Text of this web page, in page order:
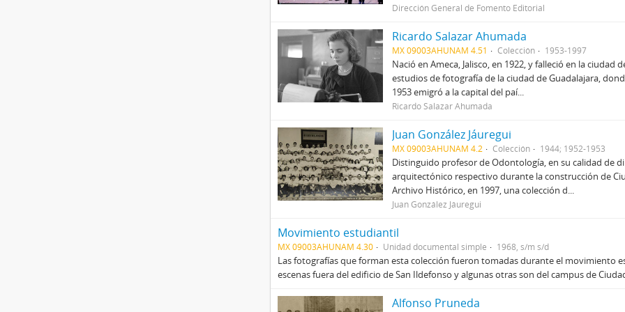
Dirección General de Fomento Editorial
Ricardo Salazar Ahumada
MX 09003AHUNAM 4.51 Colección 1953-1997
Nació en Ameca, Jalisco, en 1922, y falleció en la ciudad
estudios de fotografía de la ciudad de Guadalajara,
1953 emigró a la capital del paí...
Ricardo Salazar Ahumada
Juan González Jáuregui
MX 09003AHUNAM 4.2 Colección 1944; 1952-1953
Distinguido profesor de Odontología, en su calidad de
arquitectónico respectivo durante la construcción de
Archivo Histórico, en 1997, una colección d...
Juan González Jáuregui
Movimiento estudiantil
MX 09003AHUNAM 4.30 Unidad documental simple 1968, s/m s/d
Las fotografías que forman esta colección fueron tomadas durante el movimiento
escenas fuera del edificio de San Ildefonso y algunas otras son del campus de
Alfonso Pruneda